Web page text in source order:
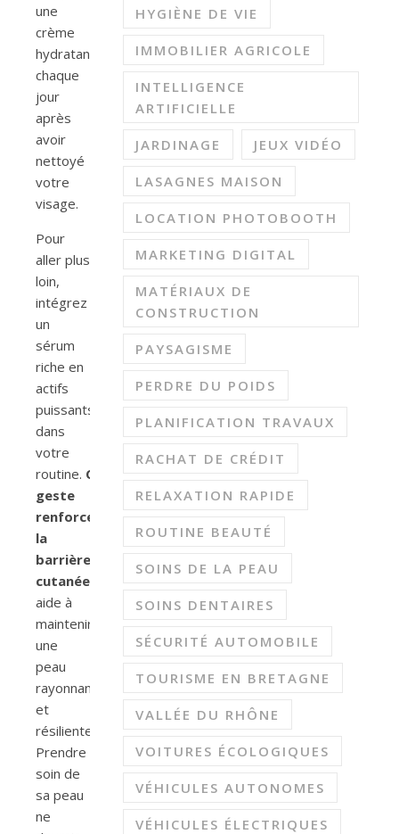
une
crème
hydratante
chaque
jour
après
avoir
nettoyé
votre
visage.
Pour
aller plus
loin,
intégrez
un
sérum
riche en
actifs
puissants
dans
votre
routine. Ce
geste
renforce
la
barrière
cutanée
aide à
maintenir
une
peau
rayonnante
et
résiliente.
Prendre
soin de
sa peau
ne
HYGIÈNE DE VIE
IMMOBILIER AGRICOLE
INTELLIGENCE
ARTIFICIELLE
JARDINAGE JEUX VIDÉO
LASAGNES MAISON
LOCATION PHOTOBOOTH
MARKETING DIGITAL
MATÉRIAUX DE
CONSTRUCTION
PAYSAGISME
PERDRE DU POIDS
PLANIFICATION TRAVAUX
RACHAT DE CRÉDIT
RELAXATION RAPIDE
ROUTINE BEAUTÉ
SOINS DE LA PEAU
SOINS DENTAIRES
SÉCURITÉ AUTOMOBILE
TOURISME EN BRETAGNE
VALLÉE DU RHÔNE
VOITURES ÉCOLOGIQUES
VÉHICULES AUTONOMES
VÉHICULES ÉLECTRIQUES